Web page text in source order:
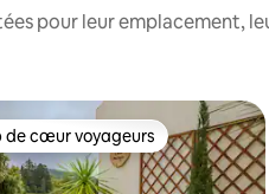
pour leur emplacement,
cœur voyageurs les plus
de cœur voyageurs